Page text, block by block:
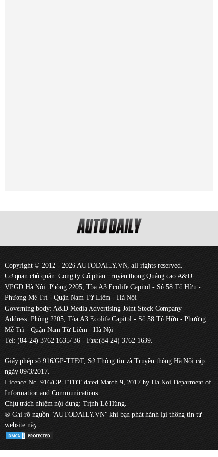
Copyright © 2012 - 2026 AUTODAILY.VN, all rights reserved.
Cơ quan chủ quản: Công ty Cổ phần Truyền thông Quảng cáo A&D.
VPGD Hà Nội: Phòng 2205, Tòa A3 Ecolife Capitol - Số 58 Tố Hữu -
Phường Mễ Trì - Quận Nam Từ Liêm - Hà Nội
Governing body: A&D Media Advertising Joint Stock Company
Address: Phòng 2205, Tòa A3 Ecolife Capitol - Số 58 Tố Hữu - Phường
Mễ Trì - Quận Nam Từ Liêm - Hà Nội
Tel: (84-24) 3762 1635/ 36 - Fax:(84-24) 3762 1639.
Giấy phép số 916/GP-TTĐT, Sở Thông tin và Truyền thông Hà Nội cấp
ngày 09/3/2017.
Licence No. 916/GP-TTĐT dated March 9, 2017 by Ha Noi Deparment of
Information and Communications.
Chịu trách nhiệm nội dung: Trịnh Lê Hùng.
® Ghi rõ nguồn "AUTODAILY.VN" khi bạn phát hành lại thông tin từ
website này.